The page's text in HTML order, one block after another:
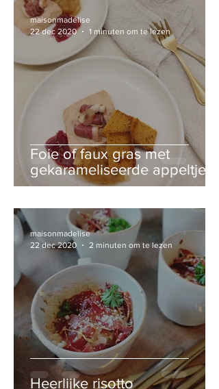
Foie of faux gras met
gekarameliseerde appeltjes
en uienconfijt
maisonmadelise
22 dec 2020
1 minuten om te lezen
Heerlijke risotto
maisonmadelise
22 dec 2020
2 minuten om te lezen